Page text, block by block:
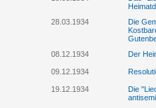
28.03.1934
Die
08.12.1934
Der
09.12.1934
19.12.1934
Die